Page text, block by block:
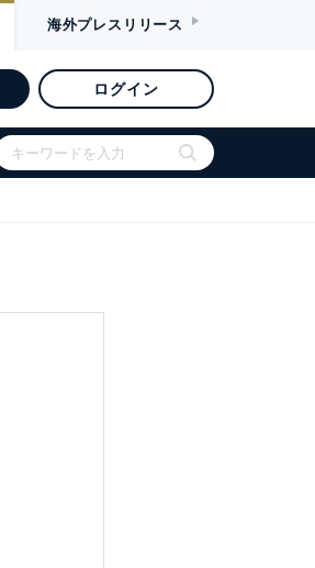
海外プレスリリース
ログイン